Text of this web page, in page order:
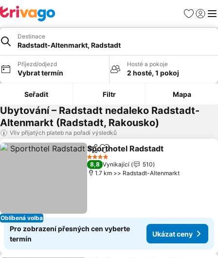
Oblíbené
Destinace
Radstadt-Altenmarkt, Radstadt
Příjezd/odjezd
Vybrat termín
Hosté a pokoje
2 hosté, 1 pokoj
Seřadit Filtr Mapa
Ubytování – Radstadt nedaleko Radstadt-
Altenmarkt (Radstadt, Rakousko)
Vliv přijatých plateb na pořadí výsledků
Oblíbená volba
SdíletPřidat na seznam oblíbených
Sporthotel Radstadt
4 Počet hvězdiček
8,8 Vynikající
510
1.7 km >> Radstadt-Altenmarkt
Pro zobrazení přesných cen vyberte
termín
Ukázat ceny